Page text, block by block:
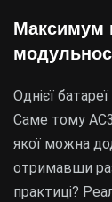
Максимум
Однієї
Саме тому
якої можна
отримавши
практиці?